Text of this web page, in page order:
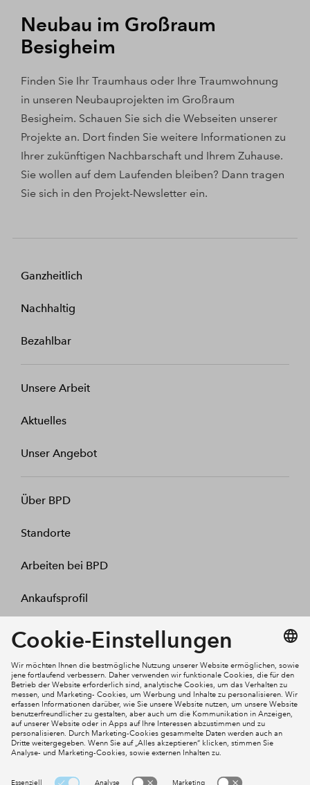
Neubau im Großraum
Besigheim
Finden Sie Ihr Traumhaus oder Ihre Traumwohnung
in unseren Neubauprojekten im Großraum
Besigheim. Schauen Sie sich die Webseiten unserer
Projekte an. Dort finden Sie weitere Informationen zu
Ihrer zukünftigen Nachbarschaft und Ihrem Zuhause.
Sie wollen auf dem Laufenden bleiben? Dann tragen
Sie sich in den Projekt-Newsletter ein.
Ganzheitlich
Nachhaltig
Bezahlbar
Unsere Arbeit
Aktuelles
Unser Angebot
Über BPD
Standorte
Arbeiten bei BPD
Ankaufsprofil
Kontakt
Mein Konto
Social Media